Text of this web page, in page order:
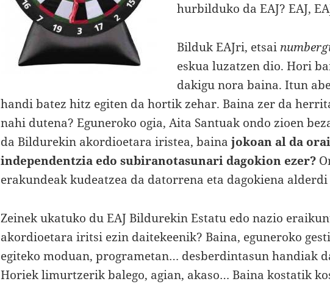
hurbilduko da EAJ? EAJ,
Bilduk EAJri, etsai
eskua luzatzen dio. Hori
dakigu nora baina. Itun
handi batez hitz egiten da hortik zehar. Baina zer da
nahi dutena? Eguneroko ogia, Aita Santuak ondo zioen
da Bildurekin akordioetara iristea, bainajokoan al da
independentzia edo subiranotasunari dagokion ezer?
erakundeak kudeatzea da datorrena eta dagokiena
Zeinek ukatuko du EAJ Bildurekin Estatu edo nazio
akordioetara iritsi ezin daitekeenik? Baina, eguneroko
egiteko moduan, programetan… desberdintasun handiak
Horiek limurtzerik balego, agian, akaso… Baina kostatik